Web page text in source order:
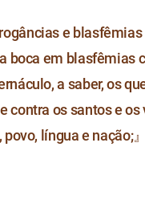
e
boca em blasfêmias
a saber, os
contra os santos e os
língua e nação;』